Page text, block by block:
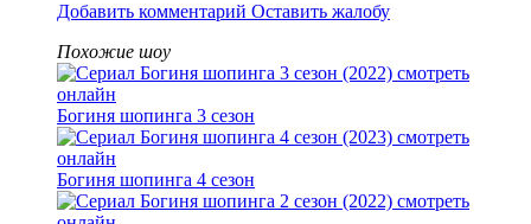
Добавить комментарий Оставить жалобу
Похожие шоу
Богиня шопинга 3 сезон
Богиня шопинга 4 сезон